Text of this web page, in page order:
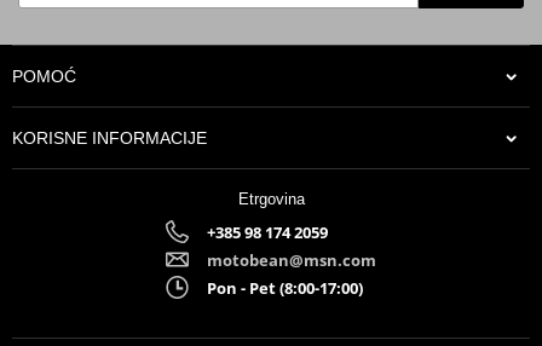
POMOĆ
KORISNE INFORMACIJE
Etrgovina
+385 98 174 2059
motobean@msn.com
Pon - Pet (8:00-17:00)